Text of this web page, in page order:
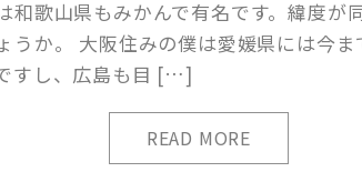
和歌山県もみかんで有名です。緯度が
うか。 大阪住みの僕は愛媛県には今
すし、広島も目 […]